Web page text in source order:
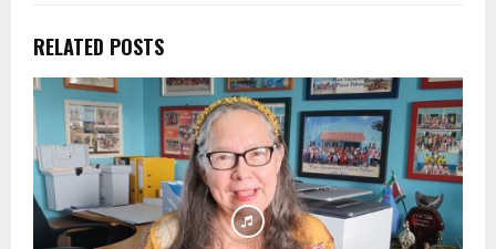
RELATED POSTS